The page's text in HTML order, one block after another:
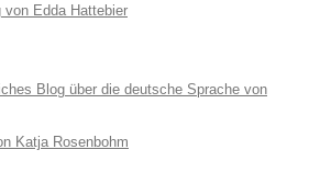
Edda Hattebier
Blog über die deutsche Sprache von
Katja Rosenbohm